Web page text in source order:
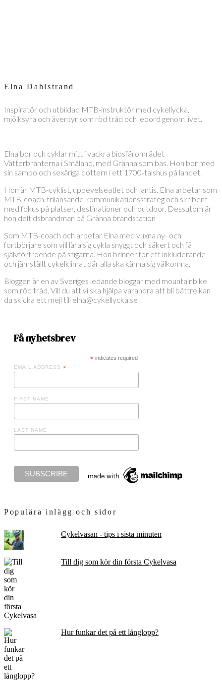
Elna Dahlstrand
Inspiratör och utbildad MTB-instruktör med cykellycka,
mjölksyra och äventyr som röd tråd och ledord genom livet.
– – –
Elna bor och cyklar mitt i vackra biosfärområdet
Vätterbranterna i Småland, med Gränna som bas. Hon bor med
sin sambo och sexåriga dottern i ett 1700-talshus på landet.
Hon är MTB-cyklist, uppevelseatlet och lantis. Elna arbetar som
MTB-coach, frilansande kommunikationsstrateg och skribent
med fokus på platser, destinationer och outdoor. Dessutom är
hon deltidsbrandman på Gränna brandstation
Som MTB-coach och arbetar Elna med vuxna ny- och
fortbörjare som vill lära sig cykla snyggt och säkert och få
självförtroende på stigarna. Hon brinner för ett inkluderande
och jämställt cykelklimat där alla ska känna sig välkomna.
Bloggen är en av Sveriges ledande bloggar med mountainbike
som röd tråd. Vill du att vi ska hjälpa varandra att bli bättre kan
du skicka ett mejl till elna@cykellycka.se
Få nyhetsbrev
*indicates required
EMAIL ADDRESS *
FIRST NAME
LAST NAME
Populära inlägg och sidor
Cykelvasan - tips i sista minuten
Till dig som kör din första Cykelvasa
Hur funkar det på ett långlopp?